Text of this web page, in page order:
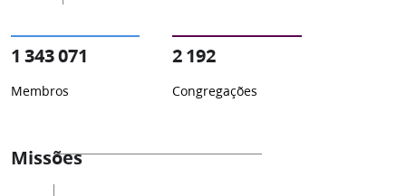
1 343 071
Membros
2 192
Congregações
Missões